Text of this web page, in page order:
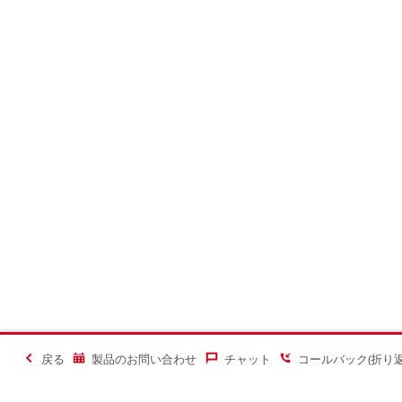
戻る 製品のお問い合わせ チャット コールバック(折り